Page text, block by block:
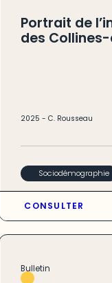
Portrait de
des
2025 - C. Rousseau
Sociodémographie
CONSULTER
Bulletin